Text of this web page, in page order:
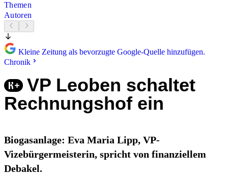
Themen
Autoren
Kleine Zeitung als bevorzugte Google-Quelle hinzufügen.
Chronik
VP Leoben schaltet
Rechnungshof ein
Biogasanlage: Eva Maria Lipp, VP-
Vizebürgermeisterin, spricht von finanziellem
Debakel.